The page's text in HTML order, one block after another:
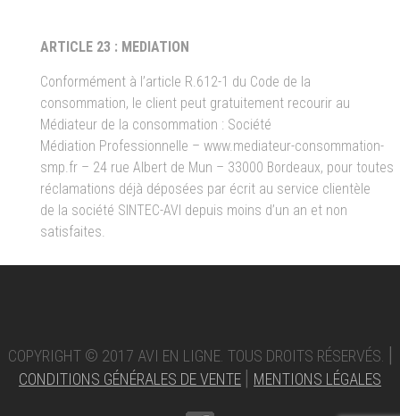
ARTICLE 23 : MEDIATION
Conformément à l’article R.612-1 du Code de la
consommation, le client peut gratuitement recourir au
Médiateur de la consommation : Société
Médiation Professionnelle – www.mediateur-consommation-
smp.fr – 24 rue Albert de Mun – 33000 Bordeaux, pour toutes
réclamations déjà déposées par écrit au service clientèle
de la société SINTEC-AVI depuis moins d’un an et non
satisfaites.
COPYRIGHT © 2017 AVI EN LIGNE. TOUS DROITS RÉSERVÉS. |
CONDITIONS GÉNÉRALES DE VENTE | MENTIONS LÉGALES